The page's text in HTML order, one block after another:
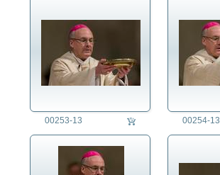
00253-13 00254-13